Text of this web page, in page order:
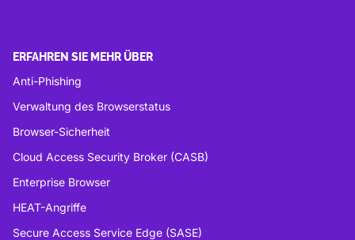
ERFAHREN SIE MEHR ÜBER
Anti-Phishing
Verwaltung des Browserstatus
Browser-Sicherheit
Cloud Access Security Broker (CASB)
Enterprise Browser
HEAT-Angriffe
Secure Access Service Edge (SASE)